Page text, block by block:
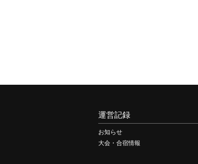
ン運営記録
お知らせ
大会・合宿情報